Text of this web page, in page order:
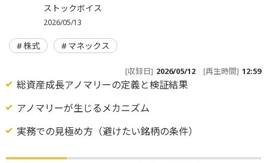
ストックボイス
2026/05/13
株式 マネックス
[収録日] 2026/05/12 [再生時間] 12:59
総資産成長アノマリーの定義と検証結果
アノマリーが生じるメカニズム
実務での見極め方（避けたい銘柄の条件）